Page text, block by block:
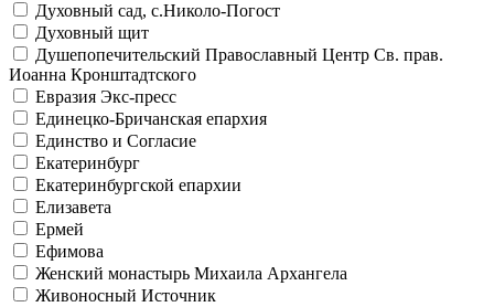
Духовный сад, с.Николо-Погост
Духовный щит
Душепопечительский Православный Центр Св. прав.
Иоанна Кронштадтского
Евразия Экс-пресс
Единецко-Бричанская епархия
Единство и Согласие
Екатеринбург
Екатеринбургской епархии
Елизавета
Ермей
Ефимова
Женский монастырь Михаила Архангела
Живоносный Источник